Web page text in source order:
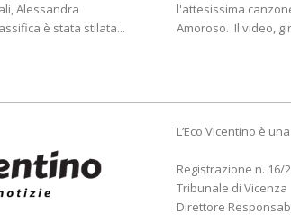
Alessandra
è stata stilata...
l'attesissima
Amoroso. Il video,
L’Eco Vicentino è
Registrazione n. 16/
Tribunale di Vicenza
Direttore